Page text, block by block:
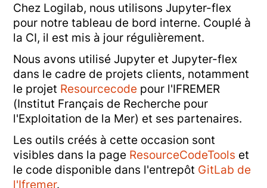
Chez Logilab, nous utilisons Jupyter-flex
pour notre tableau de bord interne. Couplé à
la CI, il est mis à jour régulièrement.
Nous avons utilisé Jupyter et Jupyter-flex
dans le cadre de projets clients, notamment
le projet Resourcecode pour l'IFREMER
(Institut Français de Recherche pour
l'Exploitation de la Mer) et ses partenaires.
Les outils créés à cette occasion sont
visibles dans la page ResourceCodeTools et
le code disponible dans l'entrepôt GitLab de
l'Ifremer.